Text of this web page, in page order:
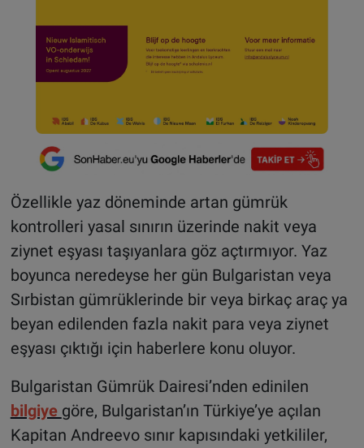
Özellikle yaz döneminde artan gümrük
kontrolleri yasal sınırın üzerinde nakit veya
ziynet eşyası taşıyanlara göz açtırmıyor. Yaz
boyunca neredeyse her gün Bulgaristan veya
Sırbistan gümrüklerinde bir veya birkaç araç ya
beyan edilenden fazla nakit para veya ziynet
eşyası çıktığı için haberlere konu oluyor.
Bulgaristan Gümrük Dairesi’nden edinilen
bilgiye göre, Bulgaristan’ın Türkiye’ye açılan
Kapitan Andreevo sınır kapısındaki yetkililer,